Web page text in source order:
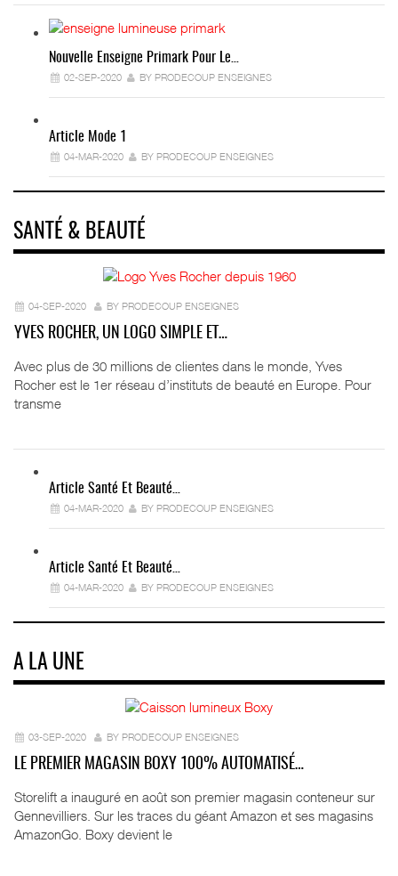
Nouvelle Enseigne Primark Pour Le…
02-SEP-2020 BY PRODECOUP ENSEIGNES
Article Mode 1
04-MAR-2020 BY PRODECOUP ENSEIGNES
SANTÉ & BEAUTÉ
04-SEP-2020 BY PRODECOUP ENSEIGNES
YVES ROCHER, UN LOGO SIMPLE ET…
Avec plus de 30 millions de clientes dans le monde, Yves
Rocher est le 1er réseau d’instituts de beauté en Europe. Pour
transme
Article Santé Et Beauté…
04-MAR-2020 BY PRODECOUP ENSEIGNES
Article Santé Et Beauté…
04-MAR-2020 BY PRODECOUP ENSEIGNES
A LA UNE
03-SEP-2020 BY PRODECOUP ENSEIGNES
LE PREMIER MAGASIN BOXY 100% AUTOMATISÉ…
Storelift a inauguré en août son premier magasin conteneur sur
Gennevilliers. Sur les traces du géant Amazon et ses magasins
AmazonGo. Boxy devient le